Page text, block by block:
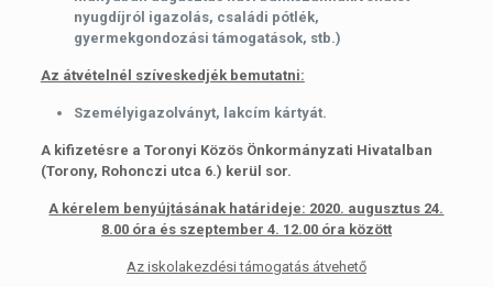
nyugdíjról igazolás, családi pótlék,
gyermekgondozási támogatások, stb.)
Az átvételnél szíveskedjék bemutatni:
Személyigazolványt, lakcím kártyát.
A kifizetésre a Toronyi Közös Önkormányzati Hivatalban
(Torony, Rohonczi utca 6.) kerül sor.
A kérelem benyújtásának határideje: 2020. augusztus 24.
8.00 óra és szeptember 4. 12.00 óra között
Az iskolakezdési támogatás átvehető